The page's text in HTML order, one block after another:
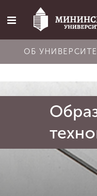
Главная
Об университете
ОБ